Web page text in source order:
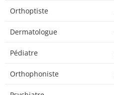
Orthoptiste
Dermatologue
Pédiatre
Orthophoniste